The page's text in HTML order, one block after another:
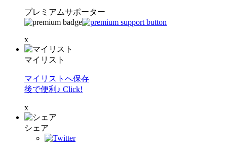
プレミアムサポーター
x
マイリスト
マイリストへ保存
後で便利♪ Click!
x
シェア